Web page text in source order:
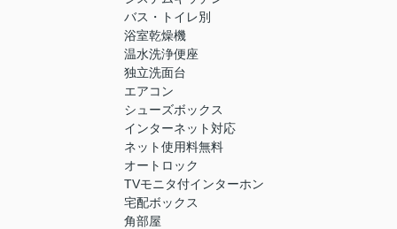
バス・トイレ別
浴室乾燥機
温水洗浄便座
独立洗面台
エアコン
シューズボックス
インターネット対応
ネット使用料無料
オートロック
TVモニタ付インターホン
宅配ボックス
角部屋